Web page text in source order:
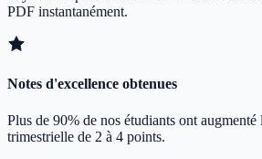
PDF instantanément.
Notes d'excellence obtenues
Plus de 90% de nos étudiants ont
trimestrielle de 2 à 4 points.